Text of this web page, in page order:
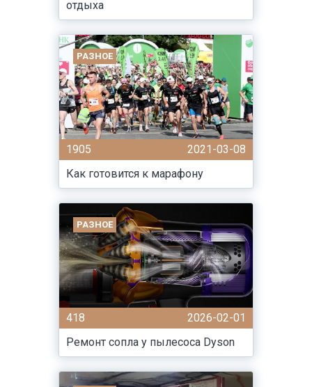
отдыха
РАЗНОЕ
1905
2021-03-08
Как готовится к марафону
РАЗНОЕ
418
2026-02-01
Ремонт сопла у пылесоса Dyson